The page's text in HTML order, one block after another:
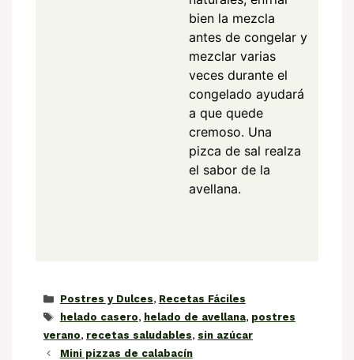
bien la mezcla
antes de congelar y
mezclar varias
veces durante el
congelado ayudará
a que quede
cremoso. Una
pizca de sal realza
el sabor de la
avellana.
Categorías
Postres y Dulces, Recetas Fáciles
Etiquetas
helado casero, helado de avellana, postres
verano, recetas saludables, sin azúcar
Mini pizzas de calabacín